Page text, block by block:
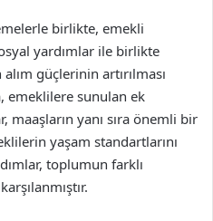
birlikte, emekli
yardımlar ile birlikte
güçlerinin artırılması
emeklilere sunulan ek
maaşların yanı sıra önemli bir
yaşam standartlarını
toplumun farklı